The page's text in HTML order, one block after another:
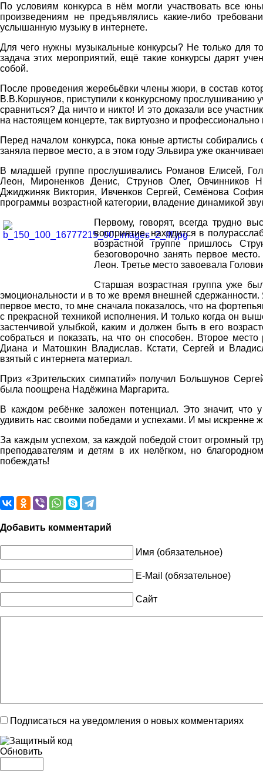
По условиям конкурса в нём могли участвовать все
произведениям не предъявлялись какие-либо
услышанную музыку в интернете.
Для чего нужны музыкальные конкурсы? Не только для
задача этих мероприятий, ещё такие конкурсы дарят
собой.
После проведения жеребьёвки члены жюри, в состав
В.В.Коршунов, приступили к конкурсному прослушиванию
сравниться? Да ничто и никто! И это доказали все
на настоящем концерте, так виртуозно и профессионально
Перед началом конкурса, пока юные артисты
заняла первое место, а в этом году Эльвира уже
В младшей группе прослушивались Романов Елисей,
Леон, Мироненков Денис, Струнов Олег, Овчинников
Джиджиняк Виктория, Ивченков Сергей, Семёнова
программы возрастной категории, владение динамикой
Первому, говорят, всегда трудно
восприятие, находится в
возрастной группе пришлось
безоговорочно занять первое
Леон. Третье место завоевала
Старшая возрастная группа уже
эмоциональности и в то же время внешней
первое место, то мне сначала показалось, что на
с прекрасной техникой исполнения. И только когда он
застенчивой улыбкой, каким и должен быть в его
собраться и показать, на что он способен. Второе
Диана и Матошкин Владислав. Кстати, Сергей и
взятый с интернета материал.
Приз «Зрительских симпатий» получил Большунов
была поощрена Надёжина Маргарита.
В каждом ребёнке заложен потенциал. Это значит,
удивить нас своими победами и успехами. И мы искренне
За каждым успехом, за каждой победой стоит огромный
преподавателям и детям в их нелёгком, но
побеждать!
Добавить комментарий
Имя (обязательное)
E-Mail (обязательное)
Сайт
Подписаться на уведомления о новых комментариях
Обновить